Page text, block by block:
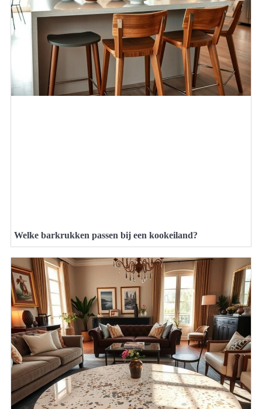
Welke barkrukken passen bij een kookeiland?